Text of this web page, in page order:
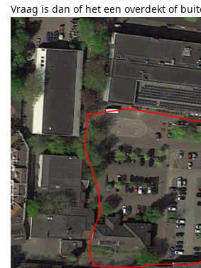
Vraag is dan of het een overdekt of